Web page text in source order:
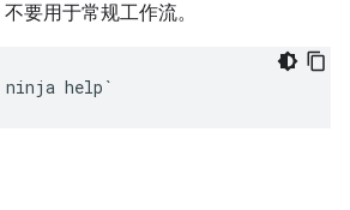
要用于常规工作流。